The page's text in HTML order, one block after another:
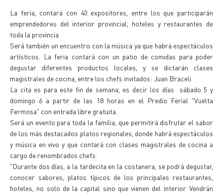
La feria, contará con 40 expositores, entre los que participarán
emprendedores del interior provincial, hoteles y restaurantes de
toda la provincia.
Será también un encuentro con la música ya que habrá espectáculos
artísticos. La feria contará con un patio de comidas para poder
degustar diferentes productos locales, y se dictarán clases
magistrales de cocina, entre los chefs invitados: Juan Braceli.
La cita es para este fin de semana, es decir los días sábado 5 y
domingo 6 a partir de las 18 horas en el Predio Ferial "Vuelta
Fermosa" con entrada libre gratuita.
Será un evento para toda la familia, que permitirá disfrutar el sabor
de los más destacados platos regionales, donde habrá espectáculos
y música en vivo y que contará con clases magistrales de cocina a
cargo de renombrados chefs.
"Durante dos días, a la tardecita en la costanera, se podrá degustar,
conocer sabores, platos típicos de los principales restaurantes,
hoteles, no solo de la capital sino que vienen del interior. Vendrán